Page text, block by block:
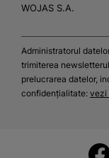
WOJAS S.A.
Administratorul
trimiterea
prelucrarea datelor,
confidențialitate: vezi